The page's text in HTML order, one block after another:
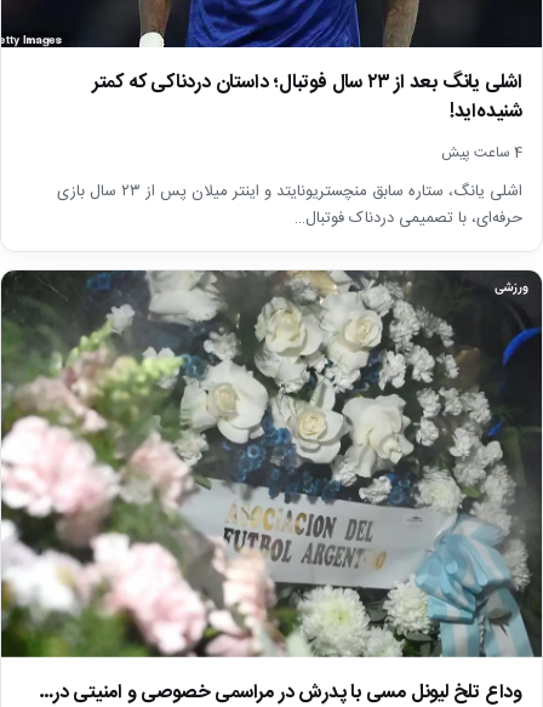
اشلی یانگ بعد از ۲۳ سال فوتبال؛ داستان دردناکی که کمتر
شنیده‌اید!
4 ساعت پیش
اشلی یانگ، ستاره سابق منچستریونایتد و اینتر میلان پس از ۲۳ سال بازی
حرفه‌ای، با تصمیمی دردناک فوتبال…
ورزشی
وداع تلخ لیونل مسی با پدرش در مراسمی خصوصی و امنیتی در…